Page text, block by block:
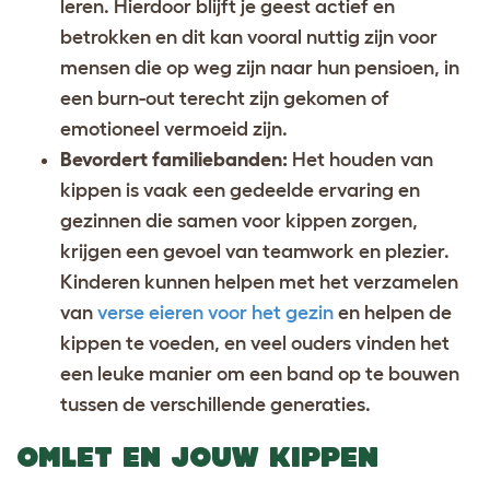
leren. Hierdoor blijft je geest actief en
betrokken en dit kan vooral nuttig zijn voor
mensen die op weg zijn naar hun pensioen, in
een burn-out terecht zijn gekomen of
emotioneel vermoeid zijn.
Bevordert familiebanden: Het houden van
kippen is vaak een gedeelde ervaring en
gezinnen die samen voor kippen zorgen,
krijgen een gevoel van teamwork en plezier.
Kinderen kunnen helpen met het verzamelen
van verse eieren voor het gezin en helpen de
kippen te voeden, en veel ouders vinden het
een leuke manier om een band op te bouwen
tussen de verschillende generaties.
OMLET EN JOUW KIPPEN